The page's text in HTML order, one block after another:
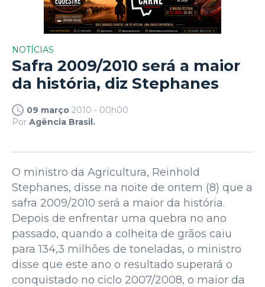
NOTÍCIAS
Safra 2009/2010 será a maior
da história, diz Stephanes
09 março 2010 - 00h00
Por Agência Brasil.
O ministro da Agricultura, Reinhold
Stephanes, disse na noite de ontem (8) que a
safra 2009/2010 será a maior da história.
Depois de enfrentar uma quebra no ano
passado, quando a colheita de grãos caiu
para 134,3 milhões de toneladas, o ministro
disse que este ano o resultado superará o
conquistado no ciclo 2007/2008, o maior da